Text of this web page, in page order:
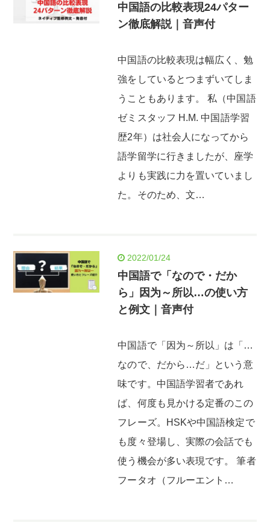
中国語の比較表現24パター
ン徹底解説｜音声付
中国語の比較表現は幅広く、勉
強をしているとつまずいてしま
うこともあります。 私（中国語
ゼミスタッフ H.M. 中国語学習
歴2年）は社会人になってから
語学留学に行きましたが、座学
よりも実践に力を置いていまし
た。そのため、文…
2022/01/24
中国語で「なので・だか
ら」因为～所以…の使い方
と例文｜音声付
中国語で「因为～所以」は「…
なので、だから…だ」という意
味です。中国語学習者であれ
ば、何度も見かける定番のこの
フレーズ。HSKや中国語検定で
も度々登場し、実際の会話でも
使う機会が多い表現です。 筆者
フータオ（フルーエント…